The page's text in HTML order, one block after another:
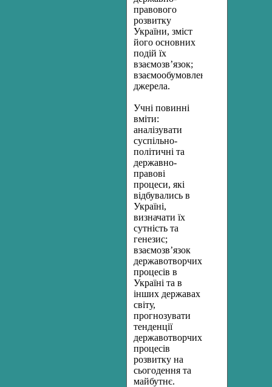
правового
розвитку
України, зміст
його основних
подій їх
взаємозв’язок;
взаємообумовленість,
джерела.
Учні повинні
вміти:
аналізувати
суспільно-
політичні та
державно-
правові
процеси, які
відбувались в
Україні,
визначати їх
сутність та
генезис;
взаємозв’язок
державотворчих
процесів в
Україні та в
інших державах
світу,
прогнозувати
тенденції
державотворчих
процесів
розвитку на
сьогодення та
майбутнє.